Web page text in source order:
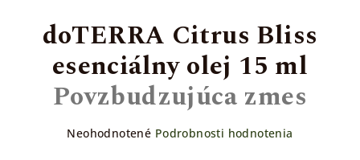
doTERRA Citrus Bliss
esenciálny olej 15 ml
Povzbudzujúca zmes
Priemerné
Neohodnotené Podrobnosti hodnotenia